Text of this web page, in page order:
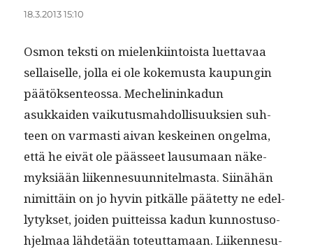
18.3.2013 15:10
Osmon tek­sti on mie­lenki­in­toista luet­tavaa
sel­l­aiselle, jol­la ei ole koke­mus­ta kaupun­gin
päätök­sen­teossa. Meche­lininkadun
asukkaiden vaiku­tus­mah­dol­lisuuk­sien suh­
teen on var­masti aivan keskeinen ongel­ma,
että he eivät ole päässeet lausumaan näke­
myk­siään liiken­nesu­un­nitel­mas­ta. Siinähän
nimit­täin on jo hyvin pitkälle päätet­ty ne edel­
ly­tyk­set, joiden puit­teis­sa kadun kun­nos­tu­so­
hjel­maa lähde­tään toteut­ta­maan. Liiken­nesu­